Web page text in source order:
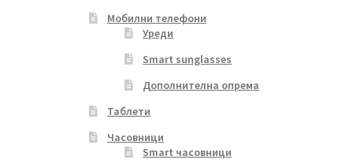
Мобилни телефони
Уреди
Smart sunglasses
Дополнителна опрема
Таблети
Часовници
Smart часовници